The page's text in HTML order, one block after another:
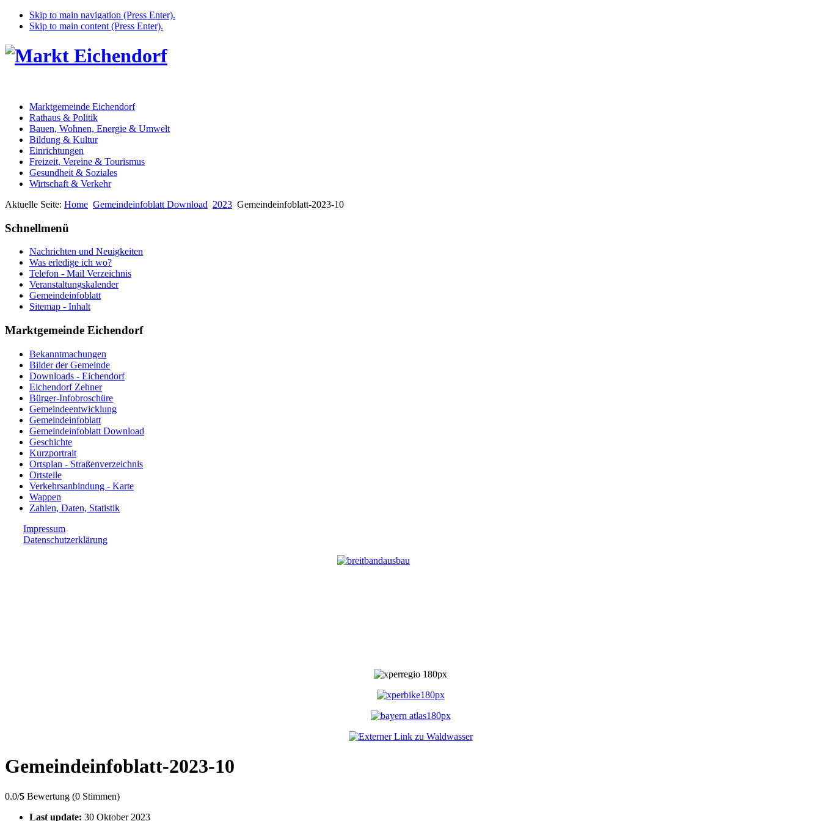
Skip to main navigation (Press Enter).
Skip to main content (Press Enter).
Marktgemeinde Eichendorf
Rathaus & Politik
Bauen, Wohnen, Energie & Umwelt
Bildung & Kultur
Einrichtungen
Freizeit, Vereine & Tourismus
Gesundheit & Soziales
Wirtschaft & Verkehr
Aktuelle Seite: Home Gemeindeinfoblatt Download 2023 Gemeindeinfoblatt-2023-10
Schnellmenü
Nachrichten und Neuigkeiten
Was erledige ich wo?
Telefon - Mail Verzeichnis
Veranstaltungskalender
Gemeindeinfoblatt
Sitemap - Inhalt
Marktgemeinde Eichendorf
Bekanntmachungen
Bilder der Gemeinde
Downloads - Eichendorf
Eichendorf Zehner
Bürger-Infobroschüre
Gemeindeentwicklung
Gemeindeinfoblatt
Gemeindeinfoblatt Download
Geschichte
Kurzportrait
Ortsplan - Straßenverzeichnis
Ortsteile
Verkehrsanbindung - Karte
Wappen
Zahlen, Daten, Statistik
Impressum
Datenschutzerklärung
Gemeindeinfoblatt-2023-10
0.0/5 Bewertung (0 Stimmen)
Last update: 30 Oktober 2023